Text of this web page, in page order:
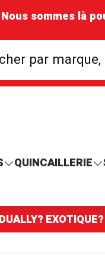
Nous sommes là
par
QUINCAILLERIE